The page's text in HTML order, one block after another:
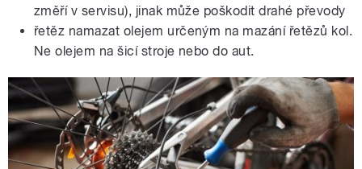
změří v servisu), jinak může poškodit drahé převody
řetěz namazat olejem určeným na mazání řetězů kol.
Ne olejem na šicí stroje nebo do aut.